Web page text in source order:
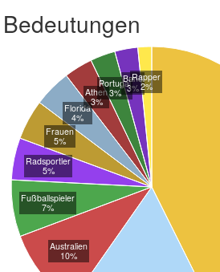
Bedeutungen
Australien
10%
Fußballspieler
7%
Radsportler
5%
Frauen
5%
Florida
4%
Athen
3%
Portugal
3%
Band
3%
Rapper
2%